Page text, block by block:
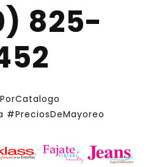
825-
#PreciosDeMayoreo